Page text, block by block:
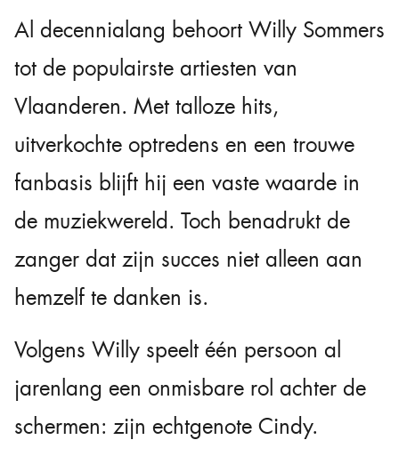
Al decennialang behoort Willy Sommers
tot de populairste artiesten van
Vlaanderen. Met talloze hits,
uitverkochte optredens en een trouwe
fanbasis blijft hij een vaste waarde in
de muziekwereld. Toch benadrukt de
zanger dat zijn succes niet alleen aan
hemzelf te danken is.
Volgens Willy speelt één persoon al
jarenlang een onmisbare rol achter de
schermen: zijn echtgenote Cindy.